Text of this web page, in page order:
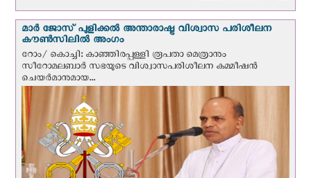
മാർ ജോസ് പുളിക്കൽ അന്താരാഷ്ട്ര വിശ്വാസ പരിശീലന
കൗൺസിലിൽ അംഗം
റോം/ കൊച്ചി: കാഞ്ഞിരപ്പള്ളി രൂപതാ മെത്രാനും
സീറോമലബാർ സഭയുടെ വിശ്വാസപരിശീലന കമ്മീഷൻ
ചെയർമാനുമായ...